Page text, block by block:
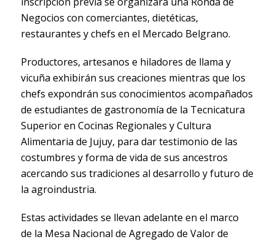
Negocios con comerciantes, dietéticas,
restaurantes y chefs en el Mercado Belgrano.
Productores, artesanos e hiladores de llama y
vicuña exhibirán sus creaciones mientras que los
chefs expondrán sus conocimientos acompañados
de estudiantes de gastronomía de la Tecnicatura
Superior en Cocinas Regionales y Cultura
Alimentaria de Jujuy, para dar testimonio de las
costumbres y forma de vida de sus ancestros
acercando sus tradiciones al desarrollo y futuro de
la agroindustria.
Estas actividades se llevan adelante en el marco
de la Mesa Nacional de Agregado de Valor de